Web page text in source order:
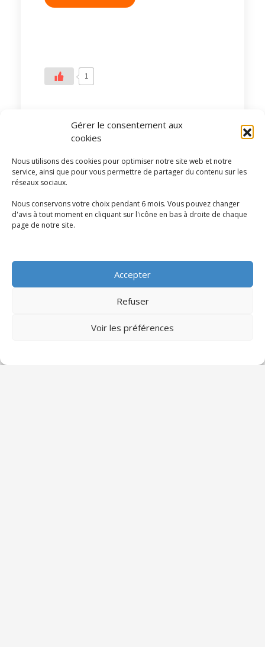
Gérer le consentement aux
cookies
Nous utilisons des cookies pour optimiser notre site web et notre
service, ainsi que pour vous permettre de partager du contenu sur les
réseaux sociaux.
Nous conservons votre choix pendant 6 mois. Vous pouvez changer
d'avis à tout moment en cliquant sur l'icône en bas à droite de chaque
page de notre site.
Accepter
Refuser
Voir les préférences
1
Sciado Partenaires
Les formations professionnelles les plus
demandées en 2025
13 octobre 2025
l’impulsion de la transformation digitale, de la